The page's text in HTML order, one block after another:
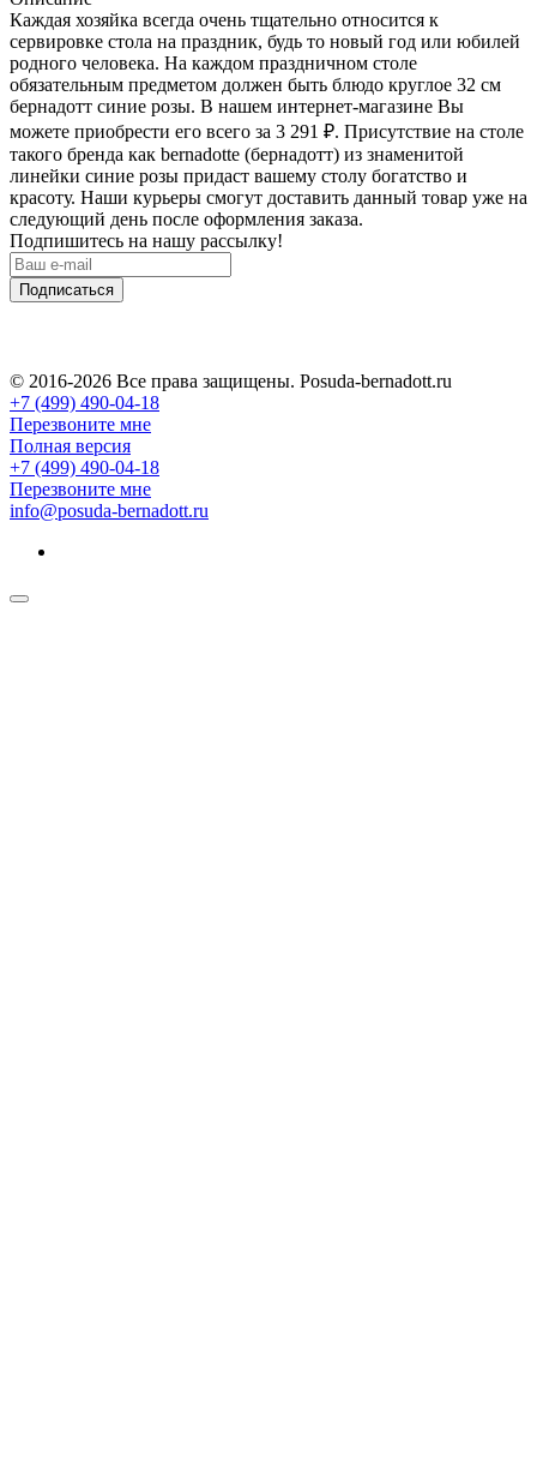
Каждая хозяйка всегда очень тщательно относится к
сервировке стола на праздник, будь то новый год или юбилей
родного человека. На каждом праздничном столе
обязательным предметом должен быть блюдо круглое 32 см
бернадотт синие розы. В нашем интернет-магазине Вы
можете приобрести его всего за 3 291 ₽. Присутствие на столе
такого бренда как bernadotte (бернадотт) из знаменитой
линейки синие розы придаст вашему столу богатство и
красоту. Наши курьеры смогут доставить данный товар уже на
следующий день после оформления заказа.
Подпишитесь на нашу рассылку!
Подписаться
© 2016-2026 Все права защищены. Posuda-bernadott.ru
+7 (499) 490-04-18
Перезвоните мне
Полная версия
+7 (499) 490-04-18
Перезвоните мне
info@posuda-bernadott.ru